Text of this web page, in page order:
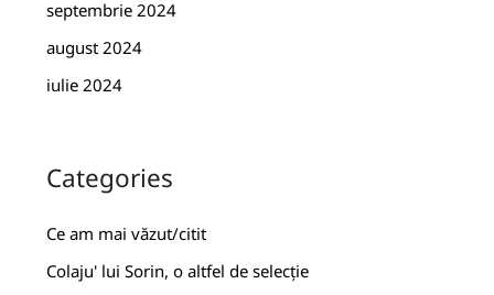
septembrie 2024
august 2024
iulie 2024
Categories
Ce am mai văzut/citit
Colaju' lui Sorin, o altfel de selecție